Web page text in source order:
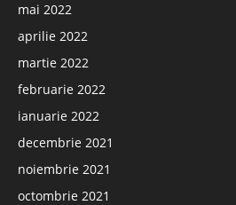
mai 2022
aprilie 2022
martie 2022
februarie 2022
ianuarie 2022
decembrie 2021
noiembrie 2021
octombrie 2021